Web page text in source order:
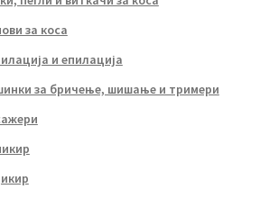
за коса
и епилација
за бричење, шишање и тримери